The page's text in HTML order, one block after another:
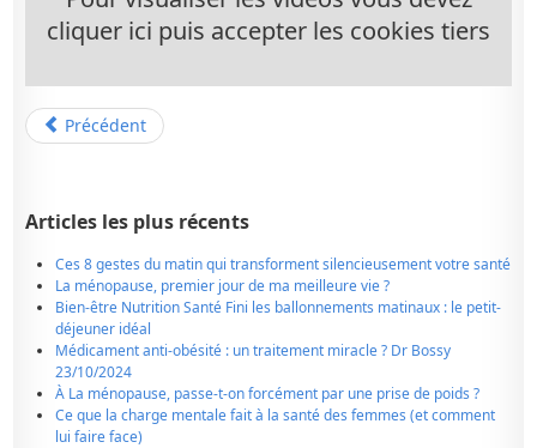
cliquer ici puis accepter les cookies tiers
Précédent
Articles les plus récents
Ces 8 gestes du matin qui transforment silencieusement votre santé
La ménopause, premier jour de ma meilleure vie ?
Bien-être Nutrition Santé Fini les ballonnements matinaux : le petit-
déjeuner idéal
Médicament anti-obésité : un traitement miracle ? Dr Bossy
23/10/2024
À La ménopause, passe-t-on forcément par une prise de poids ?
Ce que la charge mentale fait à la santé des femmes (et comment
lui faire face)